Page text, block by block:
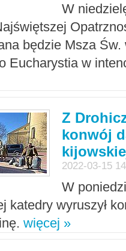
W
będzie Msza Św.
Eucharystia w
Z
konwój
2022-03-15
W
katedry wyruszył
więcej »